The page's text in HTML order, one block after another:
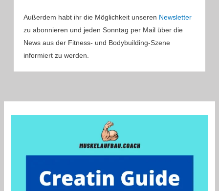
Außerdem habt ihr die Möglichkeit unseren Newsletter
zu abonnieren und jeden Sonntag per Mail über die
News aus der Fitness- und Bodybuilding-Szene
informiert zu werden.